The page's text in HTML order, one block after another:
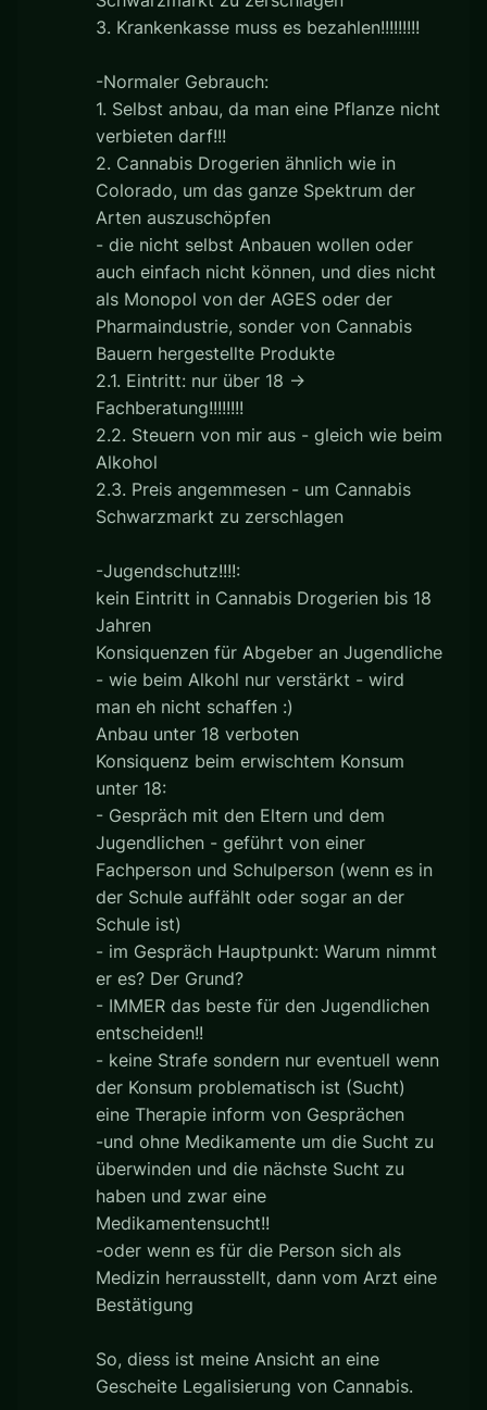
3. Krankenkasse muss es bezahlen!!!!!!!!!
-Normaler Gebrauch:
1. Selbst anbau, da man eine Pflanze nicht
verbieten darf!!!
2. Cannabis Drogerien ähnlich wie in
Colorado, um das ganze Spektrum der
Arten auszuschöpfen
- die nicht selbst Anbauen wollen oder
auch einfach nicht können, und dies nicht
als Monopol von der AGES oder der
Pharmaindustrie, sonder von Cannabis
Bauern hergestellte Produkte
2.1. Eintritt: nur über 18 ->
Fachberatung!!!!!!!!
2.2. Steuern von mir aus - gleich wie beim
Alkohol
2.3. Preis angemmesen - um Cannabis
Schwarzmarkt zu zerschlagen
-Jugendschutz!!!!:
kein Eintritt in Cannabis Drogerien bis 18
Jahren
Konsiquenzen für Abgeber an Jugendliche
- wie beim Alkohl nur verstärkt - wird
man eh nicht schaffen :)
Anbau unter 18 verboten
Konsiquenz beim erwischtem Konsum
unter 18:
- Gespräch mit den Eltern und dem
Jugendlichen - geführt von einer
Fachperson und Schulperson (wenn es in
der Schule auffählt oder sogar an der
Schule ist)
- im Gespräch Hauptpunkt: Warum nimmt
er es? Der Grund?
- IMMER das beste für den Jugendlichen
entscheiden!!
- keine Strafe sondern nur eventuell wenn
der Konsum problematisch ist (Sucht)
eine Therapie inform von Gesprächen
-und ohne Medikamente um die Sucht zu
überwinden und die nächste Sucht zu
haben und zwar eine
Medikamentensucht!!
-oder wenn es für die Person sich als
Medizin herrausstellt, dann vom Arzt eine
Bestätigung
So, diess ist meine Ansicht an eine
Gescheite Legalisierung von Cannabis.